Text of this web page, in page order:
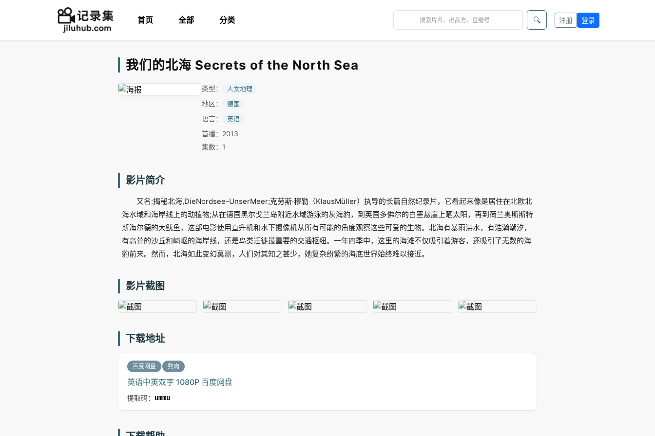
首页 全部 分类 🔍 注册 登录
我们的北海 Secrets of the North Sea
类型： 人文地理
地区： 德国
语言： 英语
首播：2013
集数：1
影片简介
又名:揭秘北海,DieNordsee-UnserMeer;克劳斯·穆勒（KlausMüller）执导的长篇自然纪录片，它看起来像是居住在北欧北
海水域和海岸线上的动植物;从在德国黑尔戈兰岛附近水域游泳的灰海豹，到英国多佛尔的白垩悬崖上晒太阳，再到荷兰奥斯斯特
斯海尔德的大鱿鱼，这部电影使用直升机和水下摄像机从所有可能的角度观察这些可爱的生物。北海有暴雨洪水，有浩瀚潮汐，
有高耸的沙丘和崎岖的海岸线，还是鸟类迁徙最重要的交通枢纽。一年四季中，这里的海滩不仅吸引着游客，还吸引了无数的海
豹前来。然而，北海如此变幻莫测，人们对其知之甚少，她复杂纷繁的海底世界始终难以接近。
影片截图
下载地址
百度网盘 熟肉
英语中英双字 1080P 百度网盘
提取码： ummu